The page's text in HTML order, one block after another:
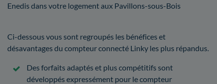
Enedis dans votre logement aux Pavillons-sous-Bois
Ci-dessous vous sont regroupés les bénéfices et
désavantages du compteur connecté Linky les plus répandus.
Des forfaits adaptés et plus compétitifs sont
développés expressément pour le compteur